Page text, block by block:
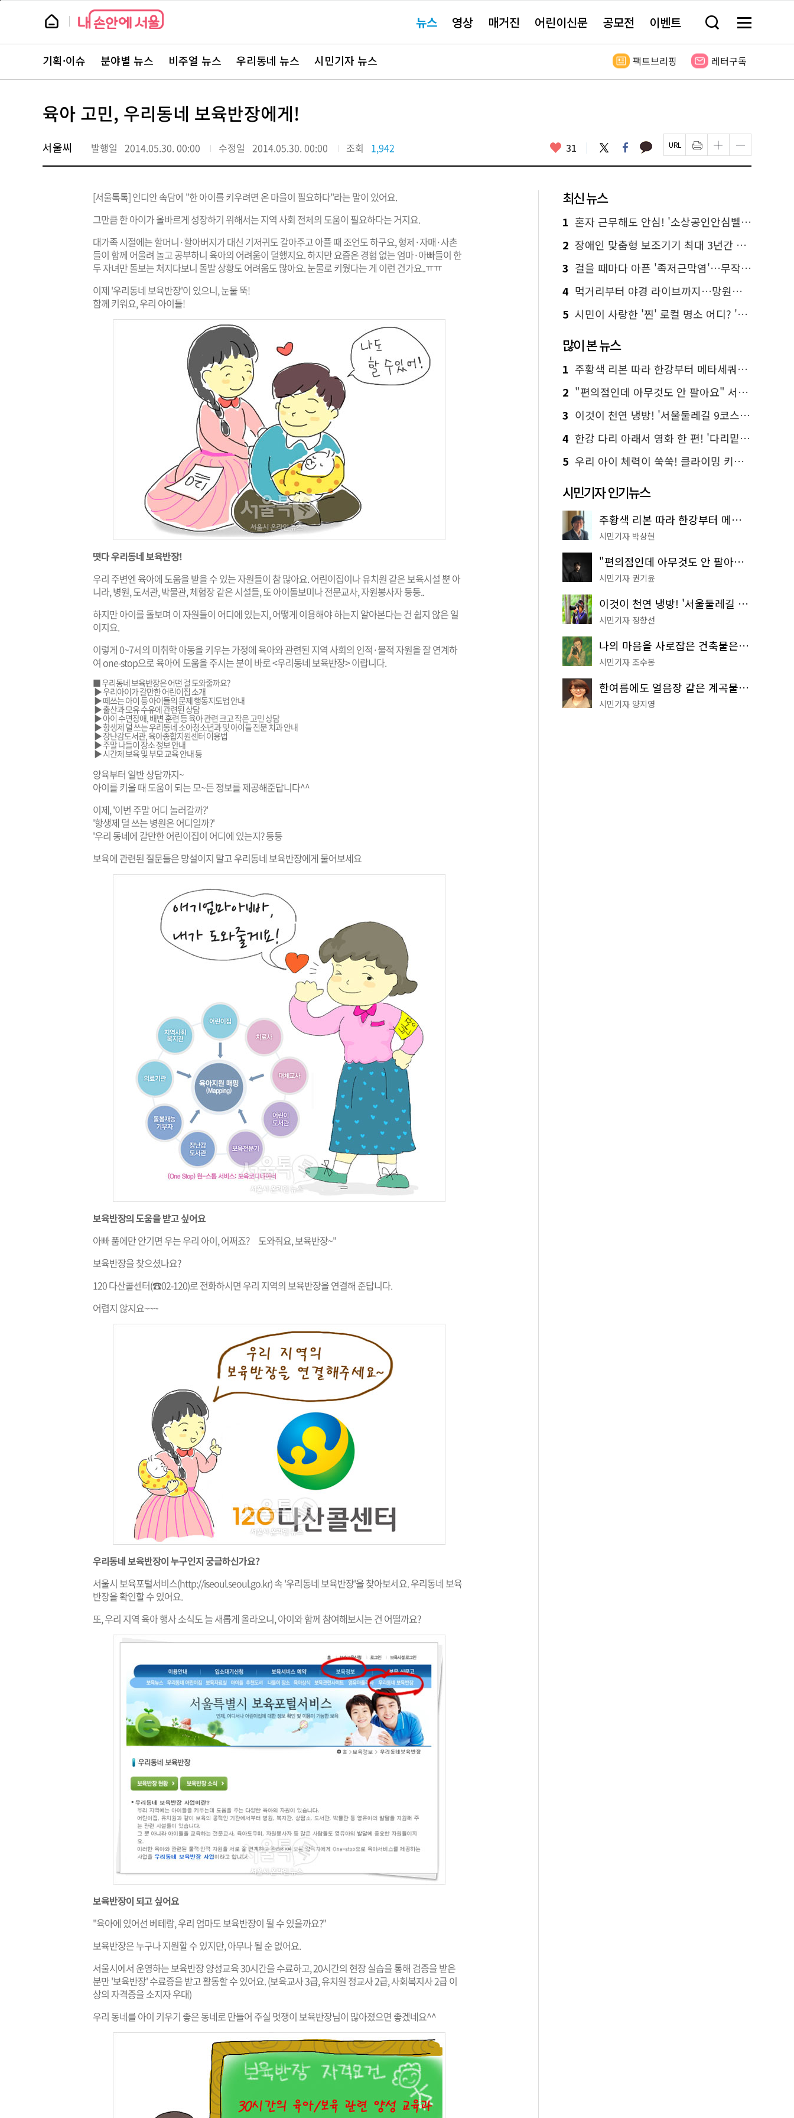
본
뉴
스 요뉴스 영상 매거진 어린이신문 공모전 이벤트 검
창
기
메
전
보
뉴
스
주
서
바
로
기획·이슈 분야별 뉴스 비주얼 뉴스 우리동네 뉴스 시민기자 뉴스 팩트브리핑 레터구독
육아 고민, 우리동네 보육반장에게!
서울씨 발행일 2014.05.30. 00:00 수정일 2014.05.30. 00:00 조회 1,942 좋
요
31 트
위
터
페
이
스
카
카 페
이
지
인
쇄
하
글
자
크
하
기
글
자
크
하
기
[서울톡톡] 인디안 속담에 "한 아이를 키우려면 온 마을이 필요하다"라는 말이 있어요.
그만큼 한 아이가 올바르게 성장하기 위해서는 지역 사회 전체의 도움이 필요하다는 거지요.
대가족 시절에는 할머니·할아버지가 대신 기저귀도 갈아주고 아플 때 조언도 하구요, 형제·자매·사촌
들이 함께 어울려 놀고 공부하니 육아의 어려움이 덜했지요. 하지만 요즘은 경험 없는 엄마·아빠들이 한
두 자녀만 돌보는 처지다보니 돌발 상황도 어려움도 많아요. 눈물로 키웠다는 게 이런 건가요..ㅠㅠ
이제 '우리동네 보육반장'이 있으니, 눈물 뚝!
함께 키워요, 우리 아이들!
떳다 우리동네 보육반장!
우리 주변엔 육아에 도움을 받을 수 있는 자원들이 참 많아요. 어린이집이나 유치원 같은 보육시설 뿐 아
니라, 병원, 도서관, 박물관, 체험장 같은 시설들, 또 아이돌보미나 전문교사, 자원봉사자 등등..
하지만 아이를 돌보며 이 자원들이 어디에 있는지, 어떻게 이용해야 하는지 알아본다는 건 쉽지 않은 일
이지요.
이렇게 0~7세의 미취학 아동을 키우는 가정에 육아와 관련된 지역 사회의 인적·물적 자원을 잘 연계하
여 one-stop으로 육아에 도움을 주시는 분이 바로 <우리동네 보육반장> 이랍니다.
■ 우리동네 보육반장은 어떤 걸 도와줄까요?
▶ 우리아이가 갈만한 어린이집 소개
▶ 떼쓰는 아이 등 아이들의 문제 행동지도법 안내
▶ 출산과 모유 수유에 관련된 상담
▶ 아이 수면장애, 배변 훈련 등 육아 관련 크고 작은 고민 상담
▶ 항생제 덜 쓰는 우리동네 소아청소년과 및 아이들 전문 치과 안내
▶ 장난감도서관, 육아종합지원센터 이용법
▶ 주말 나들이 장소 정보 안내
▶ 시간제 보육 및 부모 교육 안내 등
양육부터 일반 상담까지~
아이를 키울 때 도움이 되는 모~든 정보를 제공해준답니다^^
이제, '이번 주말 어디 놀러갈까?'
'항생제 덜 쓰는 병원은 어디일까?'
'우리 동네에 갈만한 어린이집이 어디에 있는지? 등등
보육에 관련된 질문들은 망설이지 말고 우리동네 보육반장에게 물어보세요
보육반장의 도움을 받고 싶어요
아빠 품에만 안기면 우는 우리 아이, 어쩌죠? 도와줘요, 보육반장~"
보육반장을 찾으셨나요?
120 다산콜센터(☎02-120)로 전화하시면 우리 지역의 보육반장을 연결해 준답니다.
어렵지 않지요~~~
우리동네 보육반장이 누구인지 궁금하신가요?
서울시 보육포털서비스(http://iseoul.seoul.go.kr) 속 '우리동네 보육반장'을 찾아보세요. 우리동네 보육
반장을 확인할 수 있어요.
또, 우리 지역 육아 행사 소식도 늘 새롭게 올라오니, 아이와 함께 참여해보시는 건 어떨까요?
보육반장이 되고 싶어요
"육아에 있어선 베테랑, 우리 엄마도 보육반장이 될 수 있을까요?"
보육반장은 누구나 지원할 수 있지만, 아무나 될 순 없어요.
서울시에서 운영하는 보육반장 양성교육 30시간을 수료하고, 20시간의 현장 실습을 통해 검증을 받은
분만 '보육반장' 수료증을 받고 활동할 수 있어요. (보육교사 3급, 유치원 정교사 2급, 사회복지사 2급 이
상의 자격증을 소지자 우대)
우리 동네를 아이 키우기 좋은 동네로 만들어 주실 멋쟁이 보육반장님이 많아졌으면 좋겠네요^^
최신 뉴스
1 혼자 근무해도 안심! '소상공인안심벨' 신청하세요
2 장애인 맞춤형 보조기기 최대 3년간 무상 대여…삶의 질 높인다
3 걸을 때마다 아픈 '족저근막염'…무작정 참지 말고 '이것' 해보세요!
4 먹거리부터 야경 라이브까지…망원한강공원 알짜 코스
5 시민이 사랑한 '찐' 로컬 명소 어디? '서울에디션25' 추천 코스
많이 본 뉴스
1 주황색 리본 따라 한강부터 메타세쿼이아 숲길까지…서울둘레길 15코스
2 "편의점인데 아무것도 안 팔아요" 서울에서 가장 특별한 편의점의 정체
3 이것이 천연 냉방! '서울둘레길 9코스'로 숲속 피서 떠나볼까
4 한강 다리 아래서 영화 한 편! '다리밑 영화관' 무료 상영
5 우리 아이 체력이 쑥쑥! 클라이밍 키즈카페·어린이 체력장
시민기자 인기뉴스
주황색 리본 따라 한강부터 메타세쿼이아 숲길까지…서울둘레길 15코스
시민기자 박상현
"편의점인데 아무것도 안 팔아요" 서울에서 가장 특별한 편의점의 정체
시민기자 권기윤
이것이 천연 냉방! '서울둘레길 9코스'로 숲속 피서 떠나볼까
시민기자 정향선
나의 마음을 사로잡은 건축물은? '서울시 건축상' 수상작 공개!
시민기자 조수봉
한여름에도 얼음장 같은 계곡물! 서울 '진관사 계곡'이 천국이네~
시민기자 양지영
페